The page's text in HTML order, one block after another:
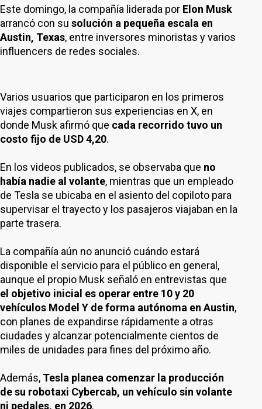
Este domingo, la compañía liderada por Elon Musk
arrancó con su solución a pequeña escala en
Austin, Texas, entre inversores minoristas y varios
influencers de redes sociales.
Varios usuarios que participaron en los primeros
viajes compartieron sus experiencias en X, en
donde Musk afirmó que cada recorrido tuvo un
costo fijo de USD 4,20.
En los videos publicados, se observaba que no
había nadie al volante, mientras que un empleado
de Tesla se ubicaba en el asiento del copiloto para
supervisar el trayecto y los pasajeros viajaban en la
parte trasera.
La compañía aún no anunció cuándo estará
disponible el servicio para el público en general,
aunque el propio Musk señaló en entrevistas que
el objetivo inicial es operar entre 10 y 20
vehículos Model Y de forma autónoma en Austin,
con planes de expandirse rápidamente a otras
ciudades y alcanzar potencialmente cientos de
miles de unidades para fines del próximo año.
Además, Tesla planea comenzar la producción
de su robotaxi Cybercab, un vehículo sin volante
ni pedales, en 2026.